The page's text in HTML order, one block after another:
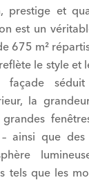
prestige et
est un
675 m²
le style et
façade
la
ainsi que
tels que les